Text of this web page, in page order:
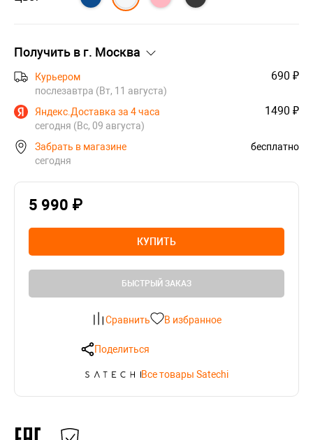
Получить в г. Москва
Курьером
послезавтра (Вт, 11 августа)
690 ₽
Яндекс.Доставка за 4 часа
сегодня (Вс, 09 августа)
1490 ₽
Забрать в магазине
сегодня
бесплатно
5 990 ₽
КУПИТЬ
БЫСТРЫЙ ЗАКАЗ
Сравнить В избранное
Поделиться
Все товары Satechi